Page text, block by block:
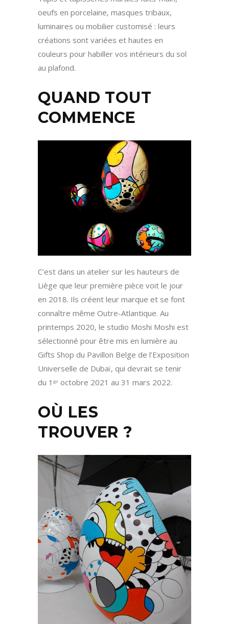
oeufs en porcelaine, masques tribaux,
luminaires ou mobilier customisé : leurs
créations sont variées et hautes en
couleurs pour habiller vos intérieurs du sol
au plafond.
QUAND TOUT
COMMENCE
C’est dans un atelier sur les hauteurs de
Liège que leur première pièce voit le jour
en 2018. Ils créent leur marque et se font
connaître même Outre-Atlantique. Au
printemps 2020, le studio Moshi Moshi est
sélectionné pour être mis en lumière au
Gifts Shop du Pavillon Belge de l’Exposition
Universelle de Dubaï, qui devrait se tenir
du 1ᵉʳ octobre 2021 au 31 mars 2022.
OÙ LES
TROUVER ?